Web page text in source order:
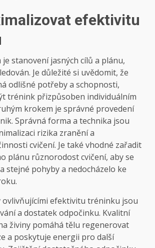
efektivitu
stanovení jasných cílů a plánu,
Je důležité si uvědomit, že
odlišné potřeby a schopnosti,
trénink přizpůsoben individuálním
krokem je správné provedení
Správná forma a technika jsou
rizika zranění a
cvičení. Je také vhodné zařadit
plánu různorodost cvičení, aby se
stejné pohyby a nedocházelo ke
ovlivňujícími efektivitu tréninku jsou
a dostatek odpočinku. Kvalitní
živiny pomáhá tělu regenerovat
a poskytuje energii pro další